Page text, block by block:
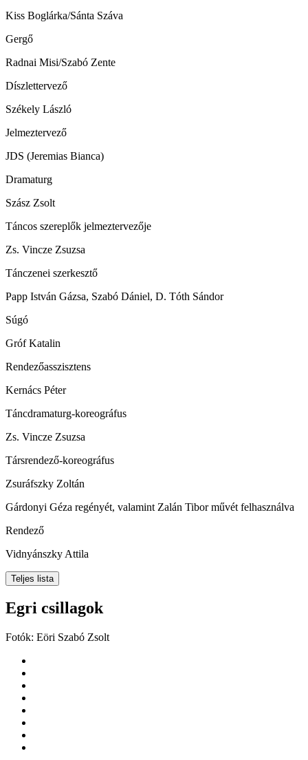
Kiss Boglárka/Sánta Száva
Gergő
Radnai Misi/Szabó Zente
Díszlettervező
Székely László
Jelmeztervező
JDS (Jeremias Bianca)
Dramaturg
Szász Zsolt
Táncos szereplők jelmeztervezője
Zs. Vincze Zsuzsa
Tánczenei szerkesztő
Papp István Gázsa, Szabó Dániel, D. Tóth Sándor
Súgó
Gróf Katalin
Rendezőasszisztens
Kernács Péter
Táncdramaturg-koreográfus
Zs. Vincze Zsuzsa
Társrendező-koreográfus
Zsuráfszky Zoltán
Gárdonyi Géza regényét, valamint Zalán Tibor művét felhasználva
Rendező
Vidnyánszky Attila
Teljes lista
Egri csillagok
Fotók: Eöri Szabó Zsolt